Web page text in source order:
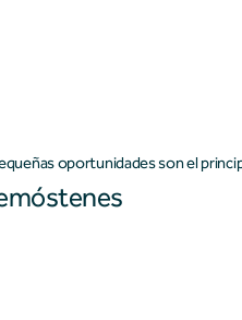
oportunidades son el